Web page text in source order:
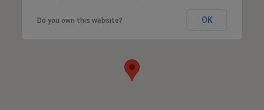
Do you own this website? OK